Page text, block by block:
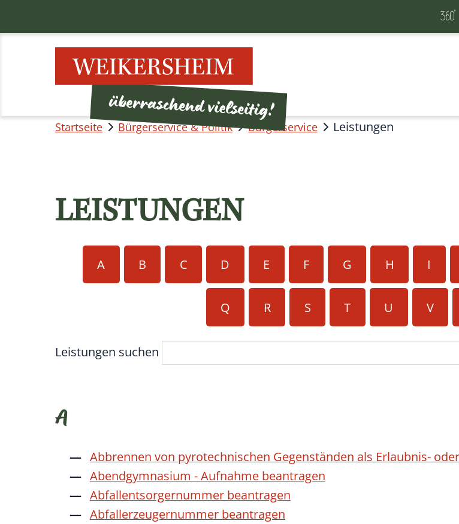
Startseite Bürgerservice & Politik Bürgerservice Leistungen
LEISTUNGEN
A B C D E F G H I
Q R S T U V
Leistungen suchen
A
Abbrennen von pyrotechnischen Gegenständen als Erlaubnis-
Abendgymnasium - Aufnahme beantragen
Abfallentsorgernummer beantragen
Abfallerzeugernummer beantragen